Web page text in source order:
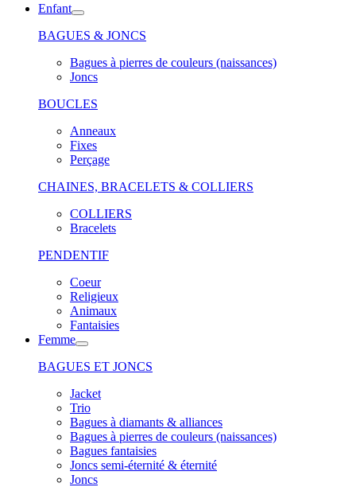
Enfant
BAGUES & JONCS
Bagues à pierres de couleurs (naissances)
Joncs
BOUCLES
Anneaux
Fixes
Perçage
CHAINES, BRACELETS & COLLIERS
COLLIERS
Bracelets
PENDENTIF
Coeur
Religieux
Animaux
Fantaisies
Femme
BAGUES ET JONCS
Jacket
Trio
Bagues à diamants & alliances
Bagues à pierres de couleurs (naissances)
Bagues fantaisies
Joncs semi-éternité & éternité
Joncs